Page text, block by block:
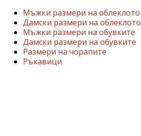
марка
Имате
ли
същата
страст
Мъжки размери на облеклото
Дамски размери на облеклото
Мъжки размери на обувките
Дамски размери на обувките
Размери на чорапите
Ръкавици